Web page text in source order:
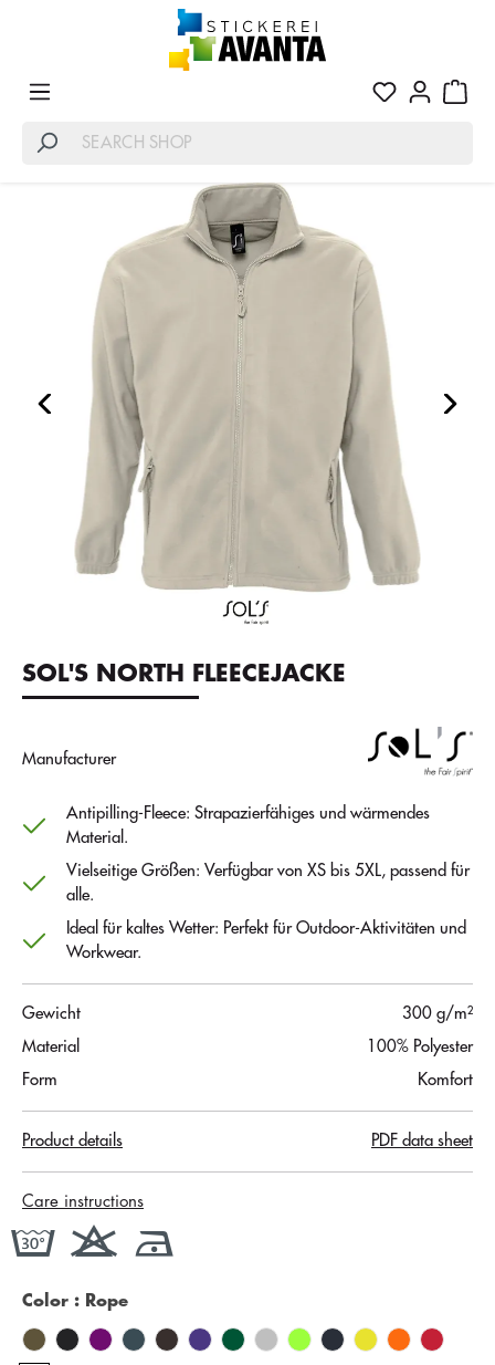
SOL'S NORTH FLEECEJACKE
Manufacturer
Antipilling-Fleece: Strapazierfähiges und wärmendes
Material.
Vielseitige Größen: Verfügbar von XS bis 5XL, passend für
alle.
Ideal für kaltes Wetter: Perfekt für Outdoor-Aktivitäten und
Workwear.
Gewicht
300 g/m²
Material
100% Polyester
Form
Komfort
Product details PDF data sheet
Care instructions
Color : Rope